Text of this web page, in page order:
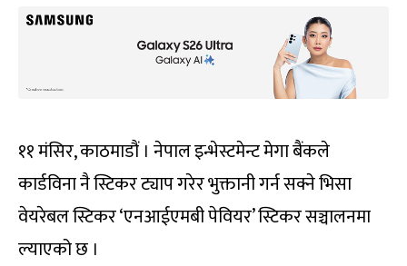
११ मंसिर, काठमाडौं । नेपाल इन्भेस्टमेन्ट मेगा बैंकले
कार्डविना नै स्टिकर ट्याप गरेर भुक्तानी गर्न सक्ने भिसा
वेयरेबल स्टिकर ‘एनआईएमबी पेवियर’ स्टिकर सञ्चालनमा
ल्याएको छ ।